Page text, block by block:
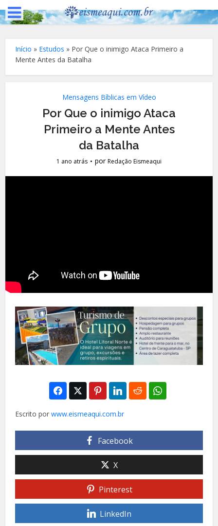
Início » Estudos » Por Que o inimigo Ataca Primeiro a
Mente Antes da Batalha
Mensagens Bíblicas em Vídeo
Por Que o inimigo Ataca
Primeiro a Mente Antes
da Batalha
1 ano atrás porRedação Eismeaqui
Escrito porwww.eismeaqui.com.br
Facebook
X
Pinterest
LinkedIn